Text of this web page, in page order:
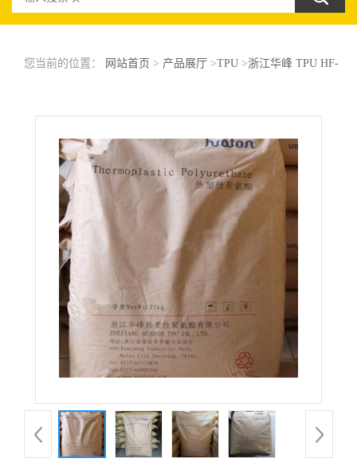
您当前的位置： 网站首页 > 产品展厅>TPU>浙江华峰 TPU HF-